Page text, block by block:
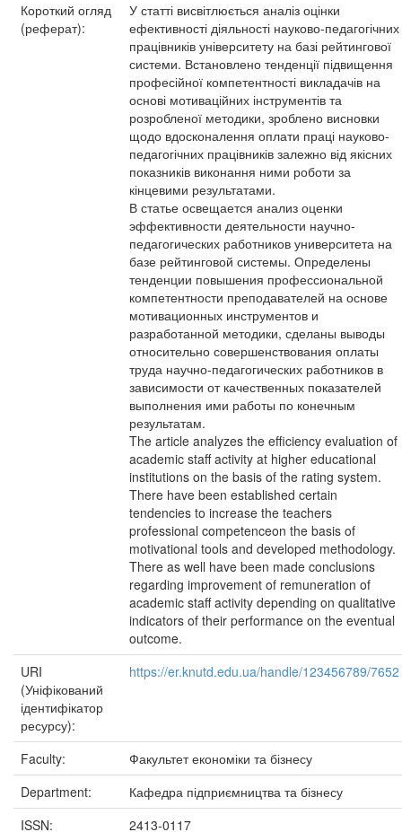
Короткий огляд
(реферат):
У статті висвітлюється аналіз оцінки
ефективності діяльності науково-педагогічних
працівників університету на базі рейтингової
системи. Встановлено тенденції підвищення
професійної компетентності викладачів на
основі мотиваційних інструментів та
розробленої методики, зроблено висновки
щодо вдосконалення оплати праці науково-
педагогічних працівників залежно від якісних
показників виконання ними роботи за
кінцевими результатами.
В статье освещается анализ оценки
эффективности деятельности научно-
педагогических работников университета на
базе рейтинговой системы. Определены
тенденции повышения профессиональной
компетентности преподавателей на основе
мотивационных инструментов и
разработанной методики, сделаны выводы
относительно совершенствования оплаты
труда научно-педагогических работников в
зависимости от качественных показателей
выполнения ими работы по конечным
результатам.
The article analyzes the efficiency evaluation of
academic staff activity at higher educational
institutions on the basis of the rating system.
There have been established certain
tendencies to increase the teachers
professional competenceon the basis of
motivational tools and developed methodology.
There as well have been made conclusions
regarding improvement of remuneration of
academic staff activity depending on qualitative
indicators of their performance on the eventual
outcome.
URI
(Уніфікований
ідентифікатор
ресурсу):
https://er.knutd.edu.ua/handle/123456789/7652
Faculty:
Факультет економіки та бізнесу
Department:
Кафедра підприємництва та бізнесу
ISSN:
2413-0117